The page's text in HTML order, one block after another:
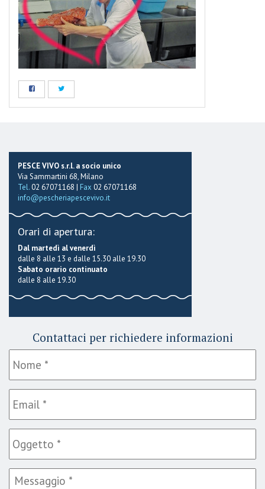
PESCE VIVO s.r.l. a socio unico
Via Sammartini 68, Milano
Tel.02 67071168 | Fax 02 67071168
info@pescheriapescevivo.it
Orari di apertura:
Dal martedì al venerdì
dalle 8 alle 13 e dalle 15.30 alle 19.30
Sabato orario continuato
dalle 8 alle 19.30
Contattaci per richiedere informazioni